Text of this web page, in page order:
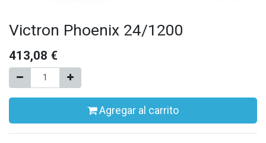
Victron Phoenix 24/1200
413,08 €
Agregar al carrito